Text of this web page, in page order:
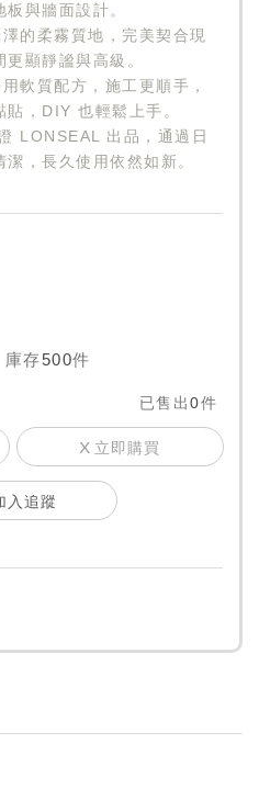
與牆面設計。
的柔霧質地，完美契合現
顯靜謐與高級。
軟質配方，施工更順手，
，DIY 也輕鬆上手。
LONSEAL 出品，通過日
，長久使用依然如新。
庫存500件
已售出0件
立即購買
入追蹤